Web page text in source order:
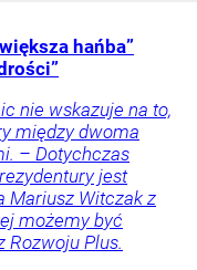
hańba”
nie wskazuje na to,
między dwoma
– Dotychczas
jest
Mariusz Witczak z
możemy być
Rozwoju Plus.